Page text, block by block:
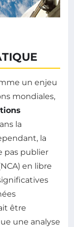
un enjeu
mondiales,
la
la
pas publier
en libre
être
une analyse